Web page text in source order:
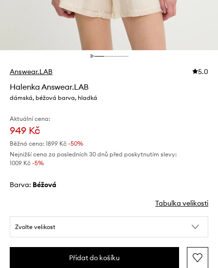
Answear.LAB 5.0
Halenka Answear.LAB
dámská, béžová barva, hladká
Aktuální cena:
949 Kč
Běžná cena: 1899 Kč -50%
Nejnižší cena za posledních 30 dnů před poskytnutím slevy:
1009 Kč -5%
Barva: béžová
Tabulka velikosti
Zvolte velikost
Přidat do košíku